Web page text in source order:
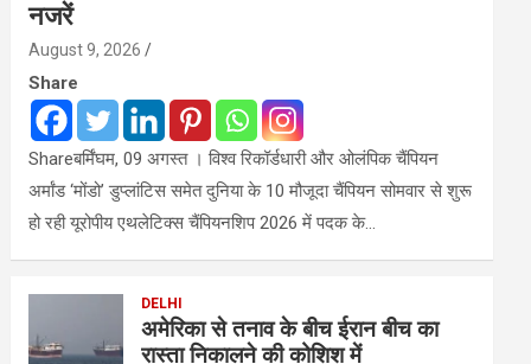
नजरें
August 9, 2026
Share
Shareबर्मिंघम, 09 अगस्त । विश्व रिकॉर्डधारी और ओलंपिक चैंपियन
अर्मांड ‘मोंडो’ डुप्लांटिस समेत दुनिया के 10 मौजूदा चैंपियन सोमवार से शुरू
हो रही यूरोपीय एथलेटिक्स चैंपियनशिप 2026 में पदक के…
DELHI
अमेरिका से तनाव के बीच ईरान बीच का
रास्ता निकालने की कोशिश में